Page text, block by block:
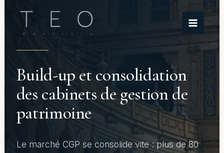
contenu
Build-up et consolidation
des cabinets de gestion de
patrimoine
Le marché CGP se consolide vite : plus de 80